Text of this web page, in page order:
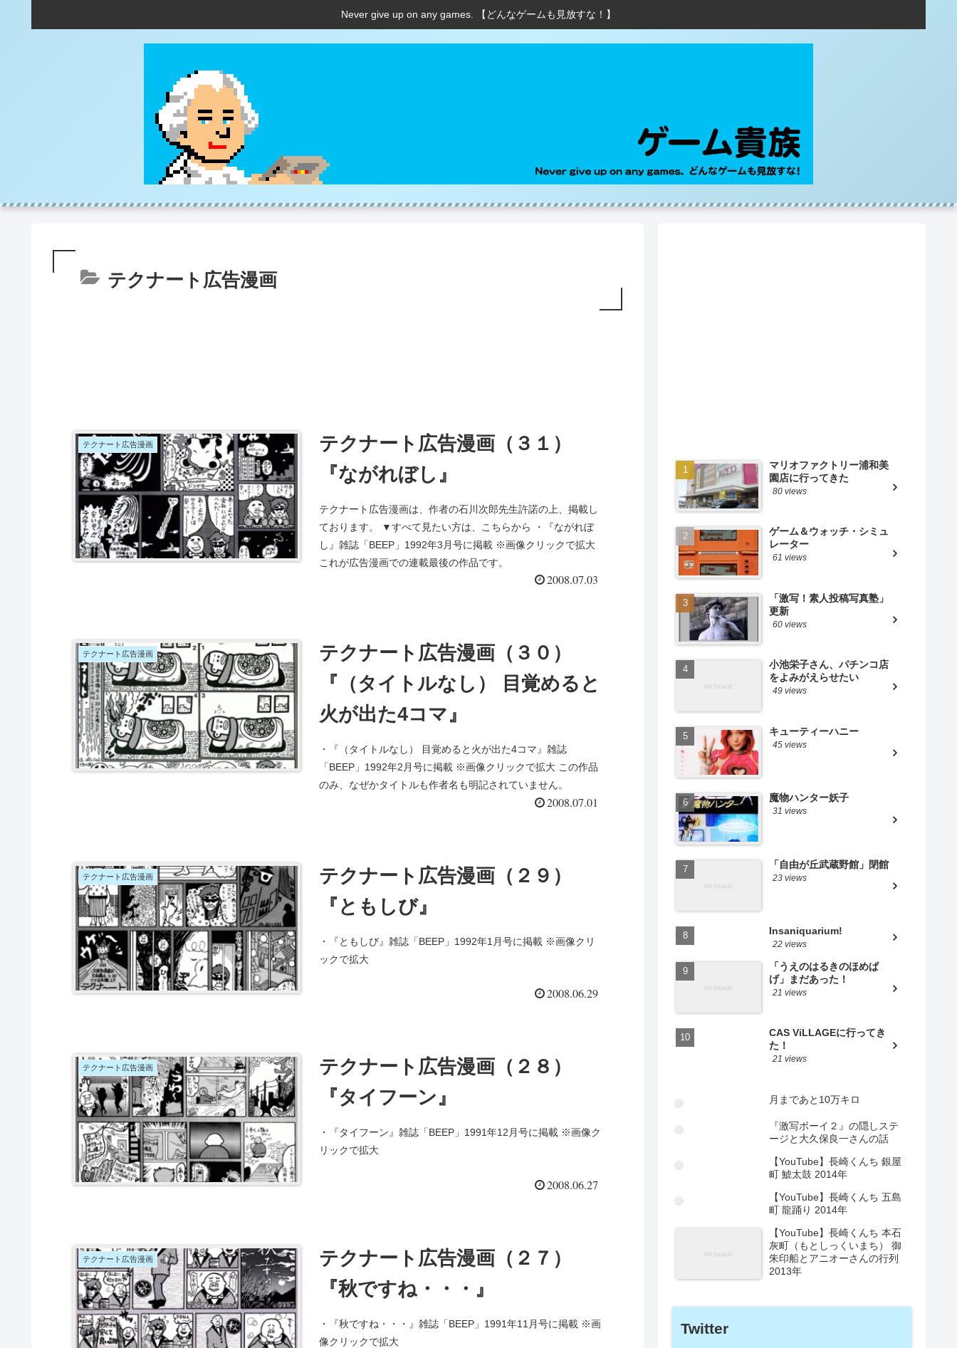
Never give up on any games. 【どんなゲームも見放すな！】
テクナート広告漫画
テクナート広告漫画
テクナート広告漫画（３１）
『ながれぼし』
テクナート広告漫画は、作者の石川次郎先生許諾の上、掲載し
ております。 ▼すべて見たい方は、こちらから ・『ながれぼ
し』雑誌「BEEP」1992年3月号に掲載 ※画像クリックで拡大
これが広告漫画での連載最後の作品です。
2008.07.03
テクナート広告漫画
テクナート広告漫画（３０）
『（タイトルなし） 目覚めると
火が出た4コマ』
・『（タイトルなし） 目覚めると火が出た4コマ』雑誌
「BEEP」1992年2月号に掲載 ※画像クリックで拡大 この作品
のみ、なぜかタイトルも作者名も明記されていません。
2008.07.01
テクナート広告漫画
テクナート広告漫画（２９）
『ともしび』
・『ともしび』雑誌「BEEP」1992年1月号に掲載 ※画像クリ
ックで拡大
2008.06.29
テクナート広告漫画
テクナート広告漫画（２８）
『タイフーン』
・『タイフーン』雑誌「BEEP」1991年12月号に掲載 ※画像ク
リックで拡大
2008.06.27
テクナート広告漫画
テクナート広告漫画（２７）
『秋ですね・・・』
・『秋ですね・・・』雑誌「BEEP」1991年11月号に掲載 ※画
像クリックで拡大
マリオファクトリー浦和美
園店に行ってきた
80 views
ゲーム＆ウォッチ・シミュ
レーター
61 views
「激写！素人投稿写真塾」
更新
60 views
小池栄子さん、パチンコ店
をよみがえらせたい
49 views
キューティーハニー
45 views
魔物ハンター妖子
31 views
「自由が丘武蔵野館」閉館
23 views
Insaniquarium!
22 views
「うえのはるきのほめぱ
げ」まだあった！
21 views
CAS ViLLAGEに行ってき
た！
21 views
月まであと10万キロ
『激写ボーイ２』の隠しステ
ージと大久保良一さんの話
【YouTube】長崎くんち 銀屋
町 鯱太鼓 2014年
【YouTube】長崎くんち 五島
町 龍踊り 2014年
【YouTube】長崎くんち 本石
灰町（もとしっくいまち） 御
朱印船とアニオーさんの行列
2013年
Twitter